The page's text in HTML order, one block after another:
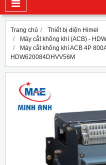
Trang chủ
Thiết bị điện Himel
Máy cắt không khí (ACB) -
Máy cắt không khí ACB 4P
HDW620084DHVV56M